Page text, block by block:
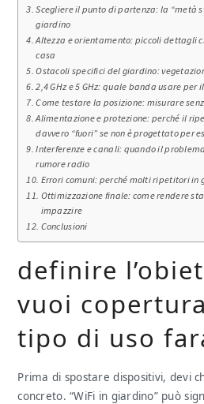
Scegliere il punto di partenza: la “metà
giardino
Altezza e orientamento: piccoli dettagli
casa
Ostacoli specifici del giardino:
2,4 GHz e 5 GHz: quale banda usare per
Come testare la posizione: misurare
Alimentazione e protezione: perché il
davvero “fuori” se non è progettato per
Interferenze e canali: quando il
rumore radio
Errori comuni: perché molti ripetitori in
Ottimizzazione finale: come rendere
impazzire
Conclusioni
definire
vuoi
tipo di uso
Prima di spostare dispositivi, devi
concreto. “WiFi in giardino” può